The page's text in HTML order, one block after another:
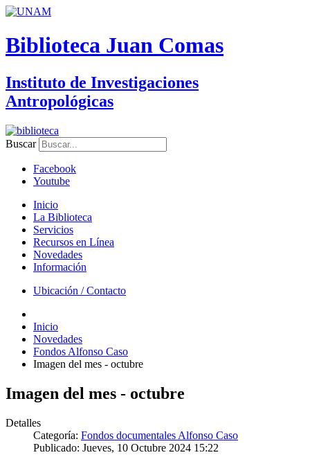
Biblioteca Juan Comas
Instituto de Investigaciones
Antropológicas
Buscar
Facebook
Youtube
Inicio
La Biblioteca
Servicios
Recursos en Línea
Novedades
Información
Ubicación / Contacto
Inicio
Novedades
Fondos Alfonso Caso
Imagen del mes - octubre
Imagen del mes - octubre
Detalles
Categoría: Fondos documentales Alfonso Caso
Publicado: Jueves, 10 Octubre 2024 15:22